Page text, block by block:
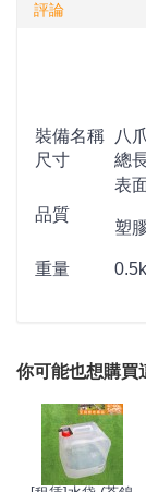
評論
裝備名稱
八
尺寸
總
品質
表
塑
重量
你可能也想購買